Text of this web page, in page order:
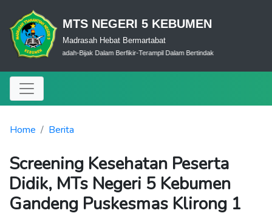
MTS NEGERI 5 KEBUMEN
Madrasah Hebat Bermartabat
Cerdas Dalam Ibadah-Bijak Dalam Berfikir-Terampil Dalam Bertindak
Home Berita
Screening Kesehatan Peserta
Didik, MTs Negeri 5 Kebumen
Gandeng Puskesmas Klirong 1